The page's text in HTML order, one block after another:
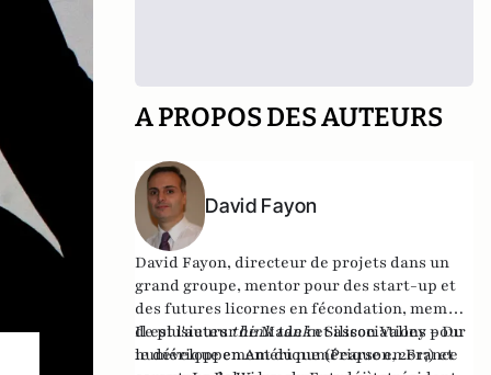
A PROPOS DES AUTEURS
David Fayon
David Fayon, directeur de projets dans un
grand groupe, mentor pour des start-up et
des futures licornes en fécondation, membre
de plusieursthink tanket associations pour
le développement du numérique en France
Il est l'auteur deMade in Silicon Valley – Du
numérique en Amérique(Pearson, 2017) et